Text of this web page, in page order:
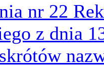
nr 22
z dnia